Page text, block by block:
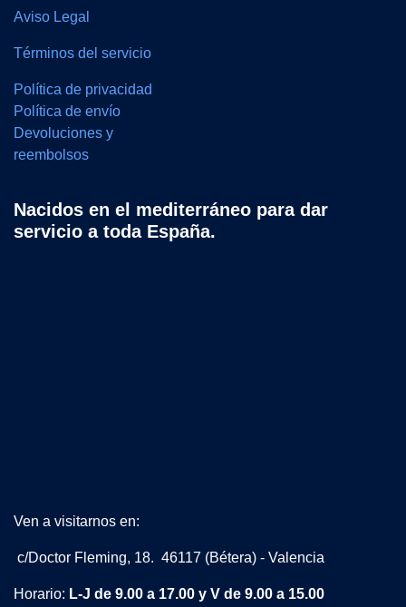
Aviso Legal
Términos del servicio
Política de privacidad
Política de envío
Devoluciones y
reembolsos
Nacidos en el mediterráneo para dar
servicio a toda España.
Ven a visitarnos en:
c/Doctor Fleming, 18. 46117 (Bétera) - Valencia
Horario: L-J de 9.00 a 17.00 y V de 9.00 a 15.00